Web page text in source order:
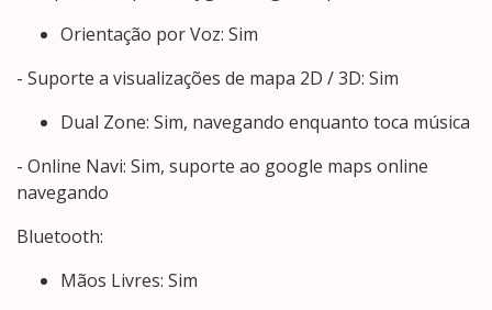
Orientação por Voz: Sim
- Suporte a visualizações de mapa 2D / 3D: Sim
Dual Zone: Sim, navegando enquanto toca música
- Online Navi: Sim, suporte ao google maps online
navegando
Bluetooth:
Mãos Livres: Sim